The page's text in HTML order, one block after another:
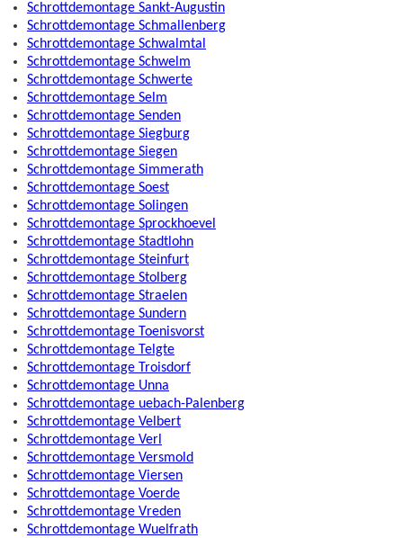
Schrottdemontage Sankt-Augustin
Schrottdemontage Schmallenberg
Schrottdemontage Schwalmtal
Schrottdemontage Schwelm
Schrottdemontage Schwerte
Schrottdemontage Selm
Schrottdemontage Senden
Schrottdemontage Siegburg
Schrottdemontage Siegen
Schrottdemontage Simmerath
Schrottdemontage Soest
Schrottdemontage Solingen
Schrottdemontage Sprockhoevel
Schrottdemontage Stadtlohn
Schrottdemontage Steinfurt
Schrottdemontage Stolberg
Schrottdemontage Straelen
Schrottdemontage Sundern
Schrottdemontage Toenisvorst
Schrottdemontage Telgte
Schrottdemontage Troisdorf
Schrottdemontage Unna
Schrottdemontage uebach-Palenberg
Schrottdemontage Velbert
Schrottdemontage Verl
Schrottdemontage Versmold
Schrottdemontage Viersen
Schrottdemontage Voerde
Schrottdemontage Vreden
Schrottdemontage Wuelfrath